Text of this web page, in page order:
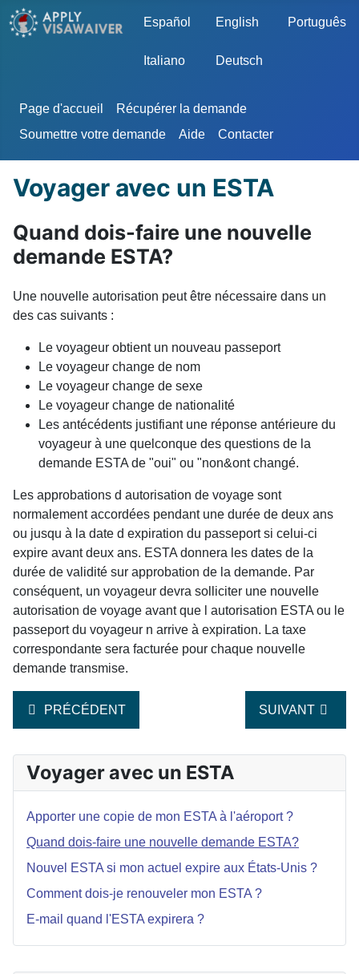
Sélectionnez votre langue
Español English Português
Italiano Deutsch
Page d'accueil
Récupérer la demande
Soumettre votre demande
Aide Contacter
Voyager avec un ESTA
Quand dois-faire une nouvelle
demande ESTA?
Une nouvelle autorisation peut être nécessaire dans un
des cas suivants :
Le voyageur obtient un nouveau passeport
Le voyageur change de nom
Le voyageur change de sexe
Le voyageur change de nationalité
Les antécédents justifiant une réponse antérieure du
voyageur à une quelconque des questions de la
demande ESTA de "oui" ou "non&ont changé.
Les approbations d autorisation de voyage sont
normalement accordées pendant une durée de deux ans
ou jusqu à la date d expiration du passeport si celui-ci
expire avant deux ans. ESTA donnera les dates de la
durée de validité sur approbation de la demande. Par
conséquent, un voyageur devra solliciter une nouvelle
autorisation de voyage avant que l autorisation ESTA ou le
passeport du voyageur n arrive à expiration. La taxe
correspondante sera facturée pour chaque nouvelle
demande transmise.
ARTICLE PRÉCÉDENT : DOIS-JE APPORTER UNE
PRÉCÉDENT ARTICLE
SUIVANT
Voyager avec un ESTA
Apporter une copie de mon ESTA à l'aéroport ?
Quand dois-faire une nouvelle demande ESTA?
Nouvel ESTA si mon actuel expire aux États-Unis ?
Comment dois-je renouveler mon ESTA ?
E-mail quand l'ESTA expirera ?